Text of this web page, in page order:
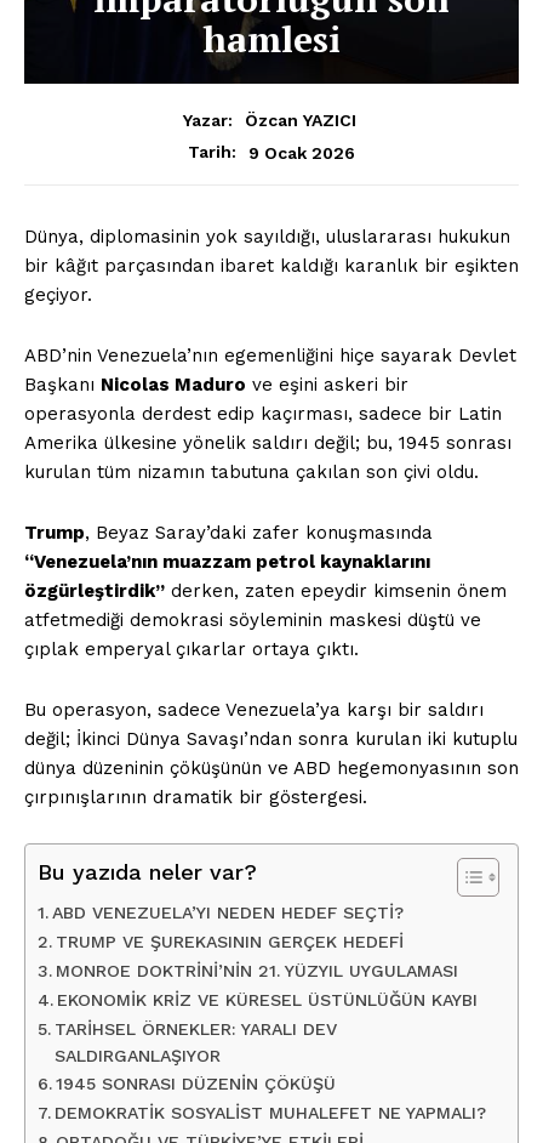
hamlesi
Yazar:
Özcan YAZICI
Tarih:
9 Ocak 2026
Dünya, diplomasinin yok sayıldığı, uluslararası hukukun
bir kâğıt parçasından ibaret kaldığı karanlık bir eşikten
geçiyor.
ABD’nin Venezuela’nın egemenliğini hiçe sayarak Devlet
Başkanı Nicolas Maduro ve eşini askeri bir
operasyonla derdest edip kaçırması, sadece bir Latin
Amerika ülkesine yönelik saldırı değil; bu, 1945 sonrası
kurulan tüm nizamın tabutuna çakılan son çivi oldu.
Trump, Beyaz Saray’daki zafer konuşmasında
“Venezuela’nın muazzam petrol kaynaklarını
özgürleştirdik” derken, zaten epeydir kimsenin önem
atfetmediği demokrasi söyleminin maskesi düştü ve
çıplak emperyal çıkarlar ortaya çıktı.
Bu operasyon, sadece Venezuela’ya karşı bir saldırı
değil; İkinci Dünya Savaşı’ndan sonra kurulan iki kutuplu
dünya düzeninin çöküşünün ve ABD hegemonyasının son
çırpınışlarının dramatik bir göstergesi.
Bu yazıda neler var?
ABD VENEZUELA’YI NEDEN HEDEF SEÇTİ?
TRUMP VE ŞUREKASININ GERÇEK HEDEFİ
MONROE DOKTRİNİ’NİN 21. YÜZYIL UYGULAMASI
EKONOMİK KRİZ VE KÜRESEL ÜSTÜNLÜĞÜN KAYBI
TARİHSEL ÖRNEKLER: YARALI DEV
SALDIRGANLAŞIYOR
1945 SONRASI DÜZENİN ÇÖKÜŞÜ
DEMOKRATİK SOSYALİST MUHALEFET NE YAPMALI?